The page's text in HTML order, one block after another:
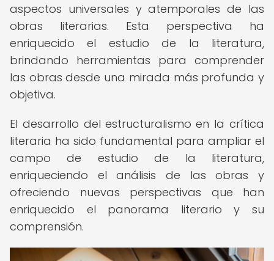
aspectos universales y atemporales de las
obras literarias. Esta perspectiva ha
enriquecido el estudio de la literatura,
brindando herramientas para comprender
las obras desde una mirada más profunda y
objetiva.
El desarrollo del estructuralismo en la crítica
literaria ha sido fundamental para ampliar el
campo de estudio de la literatura,
enriqueciendo el análisis de las obras y
ofreciendo nuevas perspectivas que han
enriquecido el panorama literario y su
comprensión.